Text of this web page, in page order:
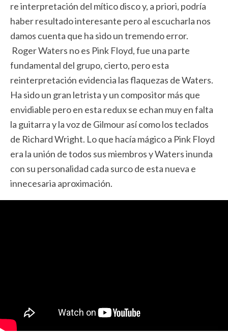
re interpretación del mítico disco y, a priori, podría
haber resultado interesante pero al escucharla nos
damos cuenta que ha sido un tremendo error.
Roger Waters no es Pink Floyd, fue una parte
fundamental del grupo, cierto, pero esta
reinterpretación evidencia las flaquezas de Waters.
Ha sido un gran letrista y un compositor más que
envidiable pero en esta redux se echan muy en falta
la guitarra y la voz de Gilmour así como los teclados
de Richard Wright. Lo que hacía mágico a Pink Floyd
era la unión de todos sus miembros y Waters inunda
con su personalidad cada surco de esta nueva e
innecesaria aproximación.